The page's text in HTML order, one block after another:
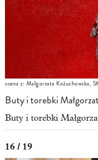
scena z: Małgorzata
Buty i torebki
Buty i torebki
16 / 19